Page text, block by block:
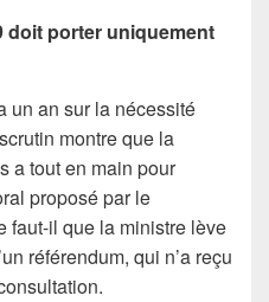
doit porter uniquement
un an sur la nécessité
montre que la
a tout en main pour
proposé par le
faut-il que la ministre lève
référendum, qui n’a reçu